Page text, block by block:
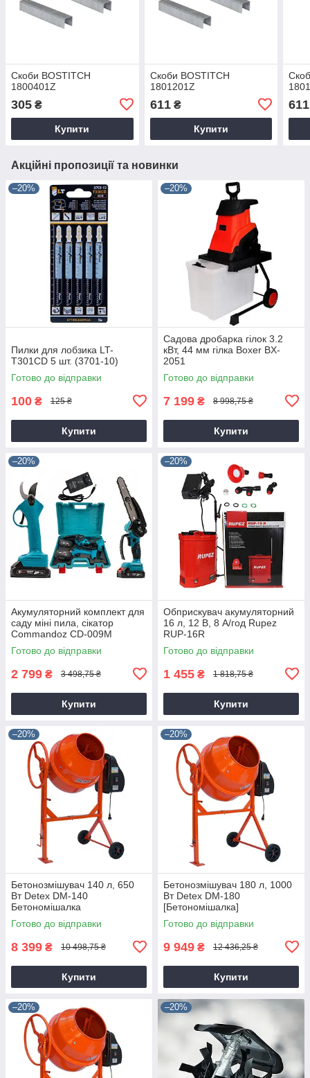
Скоби BOSTITCH
1800401Z
305 ₴
Купити
Скоби BOSTITCH
1801201Z
611₴
Купити
611
Акційні пропозиції та новинки
–20%
Пилки для лобзика LT-
T301CD 5 шт. (3701-10)
Готово до відправки
100 ₴ 125 ₴
Купити
–20%
Садова дробарка гілок 3.2
кВт, 44 мм гілка Boxer BX-
2051
Готово до відправки
7 199 ₴ 8 998,75 ₴
Купити
–20%
Акумуляторний комплект для
саду міні пила, сікатор
Commandoz CD-009M
Готово до відправки
2 799 ₴ 3 498,75 ₴
Купити
–20%
Обприскувач акумуляторний
16 л, 12 В, 8 А/год Rupez
RUP-16R
Готово до відправки
1 455 ₴ 1 818,75 ₴
Купити
–20%
Бетонозмішувач 140 л, 650
Вт Detex DM-140
Бетономішалка
Готово до відправки
8 399 ₴ 10 498,75 ₴
Купити
–20%
Бетонозмішувач 180 л, 1000
Вт Detex DM-180
[Бетономішалка]
Готово до відправки
9 949 ₴ 12 436,25 ₴
Купити
–20% –20%